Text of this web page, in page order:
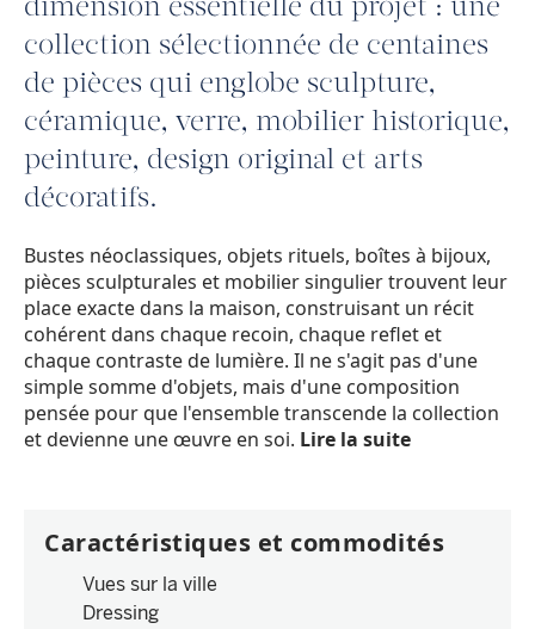
dimension essentielle du projet : une
collection sélectionnée de centaines
de pièces qui englobe sculpture,
céramique, verre, mobilier historique,
peinture, design original et arts
décoratifs.
Bustes néoclassiques, objets rituels, boîtes à bijoux,
pièces sculpturales et mobilier singulier trouvent leur
place exacte dans la maison, construisant un récit
cohérent dans chaque recoin, chaque reflet et
chaque contraste de lumière. Il ne s'agit pas d'une
simple somme d'objets, mais d'une composition
pensée pour que l'ensemble transcende la collection
et devienne une œuvre en soi. Lire la suite
Caractéristiques et commodités
Vues sur la ville
Dressing